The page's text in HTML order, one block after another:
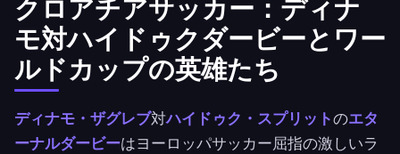
クロアチアサッカー：ディナ
モ対ハイドゥクダービーとワー
ルドカップの英雄たち
ディナモ・ザグレブ対ハイドゥク・スプリットのエタ
ーナルダービーはヨーロッパサッカー屈指の激しいラ